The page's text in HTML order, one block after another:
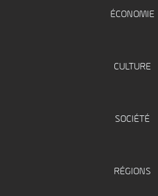
ÉCONOMIE
CULTURE
SOCIÉTÉ
RÉGIONS